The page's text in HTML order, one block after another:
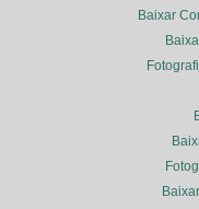
Baixar